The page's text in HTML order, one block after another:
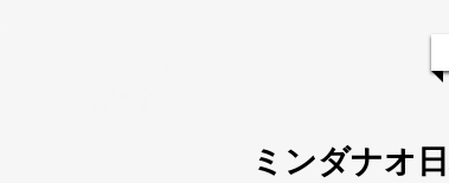
ミンダナオ